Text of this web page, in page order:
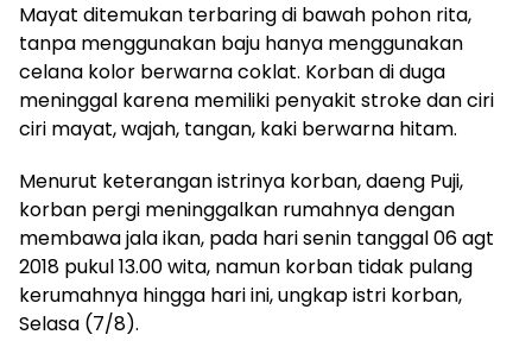
Mayat ditemukan terbaring di bawah pohon rita,
tanpa menggunakan baju hanya menggunakan
celana kolor berwarna coklat. Korban di duga
meninggal karena memiliki penyakit stroke dan ciri
ciri mayat, wajah, tangan, kaki berwarna hitam.
Menurut keterangan istrinya korban, daeng Puji,
korban pergi meninggalkan rumahnya dengan
membawa jala ikan, pada hari senin tanggal 06 agt
2018 pukul 13.00 wita, namun korban tidak pulang
kerumahnya hingga hari ini, ungkap istri korban,
Selasa (7/8).